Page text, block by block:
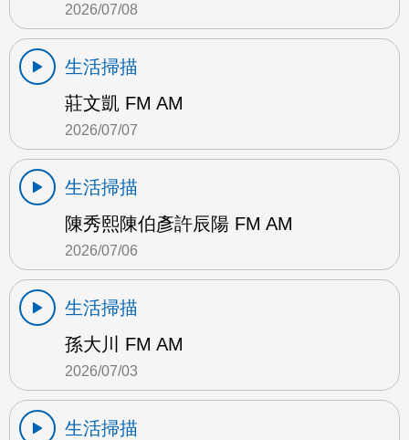
2026/07/08
生活掃描
莊文凱 FM AM
2026/07/07
生活掃描
陳秀熙陳伯彥許辰陽 FM AM
2026/07/06
生活掃描
孫大川 FM AM
2026/07/03
生活掃描